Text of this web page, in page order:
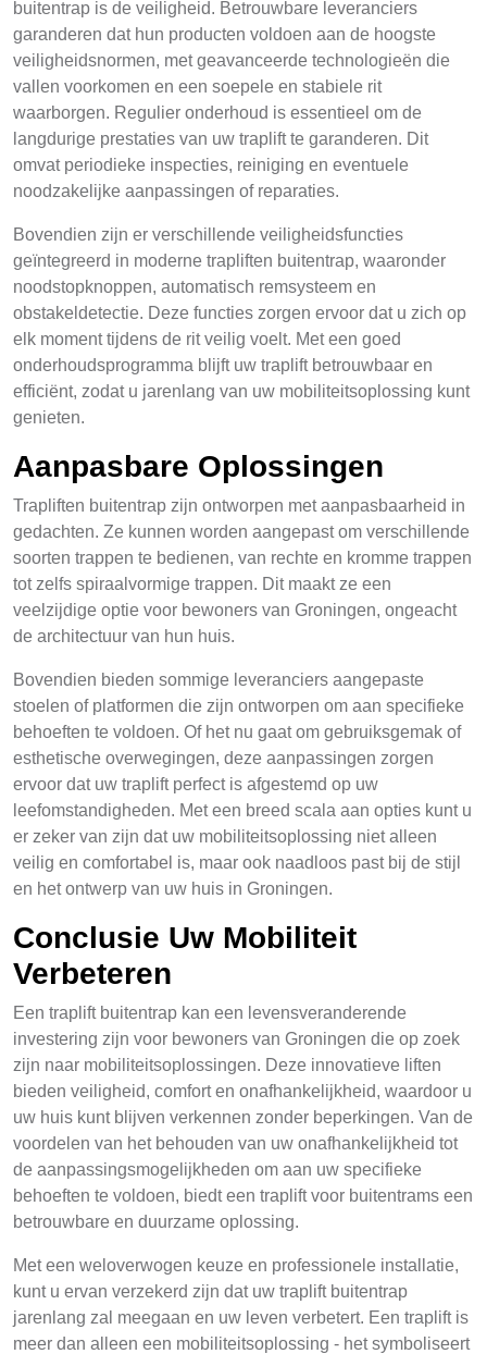
buitentrap is de veiligheid. Betrouwbare leveranciers
garanderen dat hun producten voldoen aan de hoogste
veiligheidsnormen, met geavanceerde technologieën die
vallen voorkomen en een soepele en stabiele rit
waarborgen. Regulier onderhoud is essentieel om de
langdurige prestaties van uw traplift te garanderen. Dit
omvat periodieke inspecties, reiniging en eventuele
noodzakelijke aanpassingen of reparaties.
Bovendien zijn er verschillende veiligheidsfuncties
geïntegreerd in moderne trapliften buitentrap, waaronder
noodstopknoppen, automatisch remsysteem en
obstakeldetectie. Deze functies zorgen ervoor dat u zich op
elk moment tijdens de rit veilig voelt. Met een goed
onderhoudsprogramma blijft uw traplift betrouwbaar en
efficiënt, zodat u jarenlang van uw mobiliteitsoplossing kunt
genieten.
Aanpasbare Oplossingen
Trapliften buitentrap zijn ontworpen met aanpasbaarheid in
gedachten. Ze kunnen worden aangepast om verschillende
soorten trappen te bedienen, van rechte en kromme trappen
tot zelfs spiraalvormige trappen. Dit maakt ze een
veelzijdige optie voor bewoners van Groningen, ongeacht
de architectuur van hun huis.
Bovendien bieden sommige leveranciers aangepaste
stoelen of platformen die zijn ontworpen om aan specifieke
behoeften te voldoen. Of het nu gaat om gebruiksgemak of
esthetische overwegingen, deze aanpassingen zorgen
ervoor dat uw traplift perfect is afgestemd op uw
leefomstandigheden. Met een breed scala aan opties kunt u
er zeker van zijn dat uw mobiliteitsoplossing niet alleen
veilig en comfortabel is, maar ook naadloos past bij de stijl
en het ontwerp van uw huis in Groningen.
Conclusie Uw Mobiliteit
Verbeteren
Een traplift buitentrap kan een levensveranderende
investering zijn voor bewoners van Groningen die op zoek
zijn naar mobiliteitsoplossingen. Deze innovatieve liften
bieden veiligheid, comfort en onafhankelijkheid, waardoor u
uw huis kunt blijven verkennen zonder beperkingen. Van de
voordelen van het behouden van uw onafhankelijkheid tot
de aanpassingsmogelijkheden om aan uw specifieke
behoeften te voldoen, biedt een traplift voor buitentrams een
betrouwbare en duurzame oplossing.
Met een weloverwogen keuze en professionele installatie,
kunt u ervan verzekerd zijn dat uw traplift buitentrap
jarenlang zal meegaan en uw leven verbetert. Een traplift is
meer dan alleen een mobiliteitsoplossing - het symboliseert